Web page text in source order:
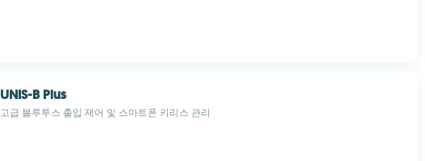
UNIS-B Plus
고급 블루투스 출입 제어 및 스마트폰 키리스 관리